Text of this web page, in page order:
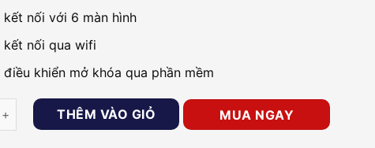
nối với 6 màn hình
kết nối qua wifi
khiển mở khóa qua phần mềm
cửa IP HIKVISION DS-KV8402-IM số lượng
THÊM VÀO GIỎ MUA NGAY